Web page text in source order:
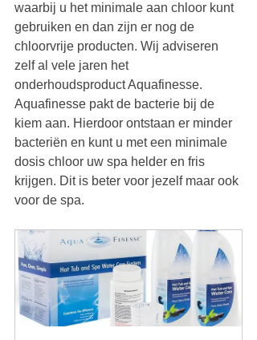
waarbij u het minimale aan chloor kunt
gebruiken en dan zijn er nog de
chloorvrije producten. Wij adviseren
zelf al vele jaren het
onderhoudsproduct Aquafinesse.
Aquafinesse pakt de bacterie bij de
kiem aan. Hierdoor ontstaan er minder
bacteriën en kunt u met een minimale
dosis chloor uw spa helder en fris
krijgen. Dit is beter voor jezelf maar ook
voor de spa.